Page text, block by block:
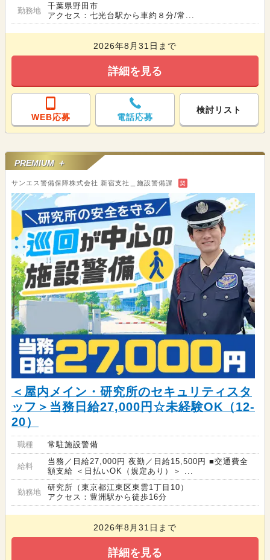
勤務地
千葉県野田市
アクセス：七光台駅から車約８分/常...
2026年8月31日まで
詳細を見る
WEB応募 電話応募
検討リスト
PREMIUM ＋
サンエス警備保障株式会社 新宿支社＿施設警備課 契
＜屋内メイン・研究所のセキュリティスタ
ッフ＞当務日給27,000円☆未経験OK（12-
20）
職種 常駐施設警備
給料
当務／日給27,000円 夜勤／日給15,500円 ■交通費全
額支給 ＜日払いOK（規定あり）＞ ...
勤務地
研究所（東京都江東区東雲1丁目10）
アクセス：豊洲駅から徒歩16分
2026年8月31日まで
詳細を見る